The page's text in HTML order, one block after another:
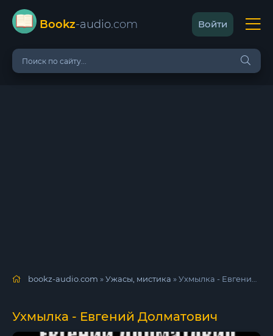
Bookz-audio.com Войти
bookz-audio.com »Ужасы, мистика » Ухмылка - Евгений Долматович
Ухмылка - Евгений Долматович